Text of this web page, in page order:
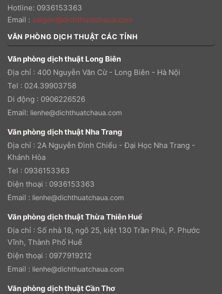
Hotline: 0936153363
Email : saigon@dichthuatchaua.com
VĂN PHÒNG DỊCH THUẬT CÁC TỈNH
Văn phòng dịch thuật Long Biên
Địa chỉ : 400 Nguyễn Văn Cừ - Long Biên - Hà Nội
Tel : 024.39903758
Di động : 0906226526
Email: lienhe@dichthuatchaua.com
Văn phòng dịch thuật Nha Trang
Địa chỉ : 2A Nguyễn Đình Chiểu - Đại Học Nha Trang -
Khánh Hòa
Tel : 0936153363
Điện thoại : 0936153363
Email : lienhe@dichthuatchaua.com
Văn phòng dịch thuật Thừa Thiên Huế
Địa chỉ : Số nhà 18, ngõ 25, kiệt 130 Trần Phú, P. Phước
Vĩnh, Thành Phố Huế
Điện thoại : 0977919212
Email : lienhe@dichthuatchaua.com
Văn phòng dịch thuật Cần Thơ